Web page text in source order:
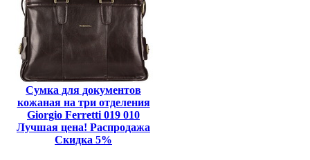
Сумка для документов
кожаная на три отделения
Giorgio Ferretti 019 010
Лучшая цена! Распродажа
Скидка 5%